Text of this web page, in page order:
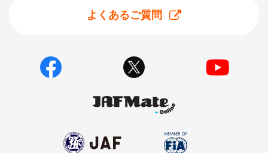
よくあるご質問